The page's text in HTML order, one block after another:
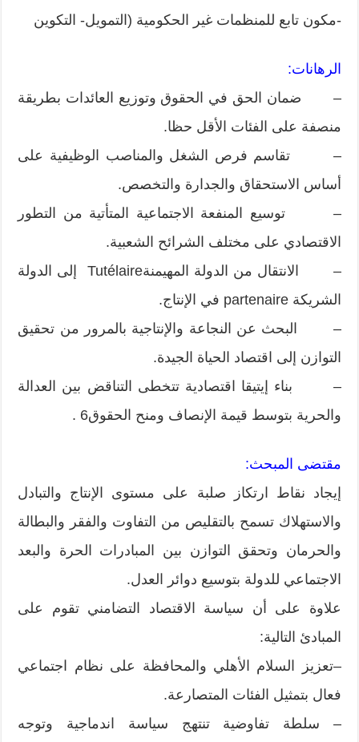
-مكون تابع للمنظمات غير الحكومية (التمويل- التكوين
الرهانات:
– ضمان الحق في الحقوق وتوزيع العائدات بطريقة
منصفة على الفئات الأقل حظا.
– تقاسم فرص الشغل والمناصب الوظيفية على
أساس الاستحقاق والجدارة والتخصص.
– توسيع المنفعة الاجتماعية المتأتية من التطور
الاقتصادي على مختلف الشرائح الشعبية.
– الانتقال من الدولة المهيمنةTutélaire إلى الدولة
الشريكة partenaire في الإنتاج.
– البحث عن النجاعة والإنتاجية بالمرور من تحقيق
التوازن إلى اقتصاد الحياة الجيدة.
– بناء إيتيقا اقتصادية تتخطى التناقض بين العدالة
والحرية بتوسط قيمة الإنصاف ومنح الحقوق6 .
مقتضى المبحث:
إيجاد نقاط ارتكاز صلبة على مستوى الإنتاج والتبادل
والاستهلاك تسمح بالتقليص من التفاوت والفقر والبطالة
والحرمان وتحقق التوازن بين المبادرات الحرة والبعد
الاجتماعي للدولة بتوسيع دوائر العدل.
علاوة على أن سياسة الاقتصاد التضامني تقوم على
المبادئ التالية:
–تعزيز السلام الأهلي والمحافظة على نظام اجتماعي
فعال بتمثيل الفئات المتصارعة.
– سلطة تفاوضية تنتهج سياسة اندماجية وتوجه